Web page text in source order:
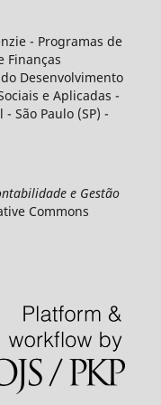
- Programas de
Finanças
Desenvolvimento
e Aplicadas -
São Paulo (SP) -
e Gestão
Commons